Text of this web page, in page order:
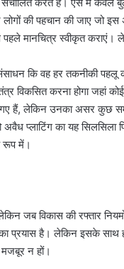
की पहचान की जाए जो
पहले मानचित्र स्वीकृत
कि वह हर तकनीकी
विकसित करना होगा जहां
हैं, लेकिन उनका असर कुछ
अवैध प्लाटिंग का यह
रूप में।
जब विकास की रफ्तार
का प्रयास है। लेकिन इसके
न हों।